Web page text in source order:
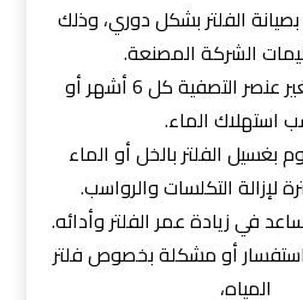
الفلتر بشكل دوري، وذلك
الشركة المصنعة.
عادة، يجب أن تغير عنصر التصفية كل 6 أشهر أو
استهلاك الماء.
الفلتر بالخل أو الماء
لإزالة التكلسات والرواسب.
في زيادة عمر الفلتر وأدائه.
أو مشكلة بخصوص فلتر
المياه،